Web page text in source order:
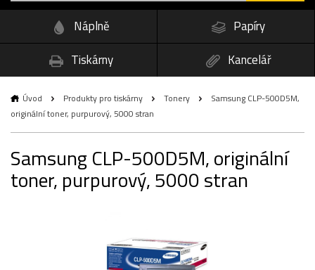
Náplně
Papíry
Tiskárny
Kancelář
Úvod Produkty pro tiskárny Tonery
Samsung CLP-500D5M,
originální toner, purpurový, 5000 stran
Samsung CLP-500D5M, originální
toner, purpurový, 5000 stran